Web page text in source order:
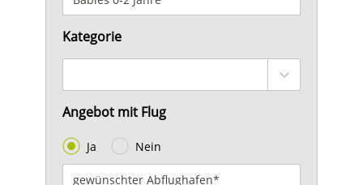
Kategorie
Angebot mit Flug
Ja Nein